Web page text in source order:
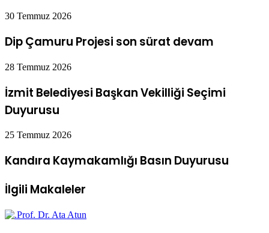
30 Temmuz 2026
Dip Çamuru Projesi son sürat devam
28 Temmuz 2026
İzmit Belediyesi Başkan Vekilliği Seçimi
Duyurusu
25 Temmuz 2026
Kandıra Kaymakamlığı Basın Duyurusu
İlgili Makaleler